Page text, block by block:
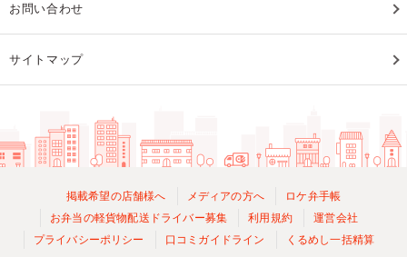
お問い合わせ
サイトマップ
掲載希望の店舗様へ メディアの方へ
ロケ弁手帳
お弁当の軽貨物配送ドライバー募集
利用規約
運営会社
プライバシーポリシー
口コミガイドライン くるめし一括精算